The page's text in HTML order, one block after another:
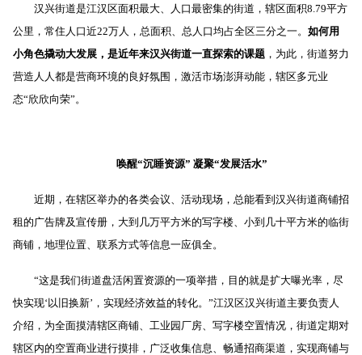
汉兴街道是江汉区面积最大、人口最密集的街道，辖区面积8.79平方
公里，常住人口近22万人，总面积、总人口均占全区三分之一。 如何用
小角色撬动大发展，是近年来汉兴街道一直探索的课题 ，为此，街道努力
营造人人都是营商环境的良好氛围，激活市场澎湃动能，辖区多元业
态“欣欣向荣”。
唤醒“沉睡资源” 凝聚“发展活水”
近期，在辖区举办的各类会议、活动现场，总能看到汉兴街道商铺招
租的广告牌及宣传册，大到几万平方米的写字楼、小到几十平方米的临街
商铺，地理位置、联系方式等信息一应俱全。
“这是我们街道盘活闲置资源的一项举措，目的就是扩大曝光率，尽
快实现‘以旧换新’，实现经济效益的转化。”江汉区汉兴街道主要负责人
介绍，为全面摸清辖区商铺、工业园厂房、写字楼空置情况，街道定期对
辖区内的空置商业进行摸排，广泛收集信息、畅通招商渠道，实现商铺与